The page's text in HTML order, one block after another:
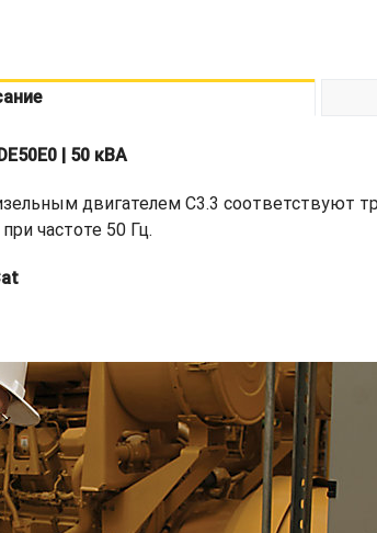
| 50 кВА
двигателем C3.3 соответствуют
частоте 50 Гц.